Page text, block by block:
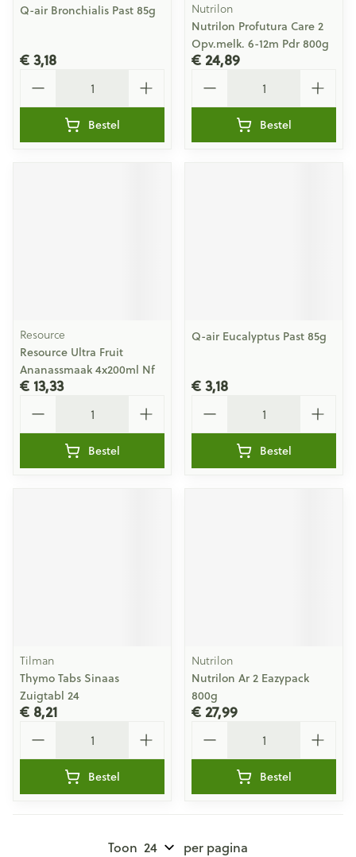
Q-air Bronchialis Past 85g
€ 3,18
Bestel
Nutrilon
Nutrilon Profutura Care 2
Opv.melk. 6-12m Pdr 800g
€ 24,89
Bestel
Resource
Resource Ultra Fruit
Ananassmaak 4x200ml Nf
€ 13,33
Bestel
Q-air Eucalyptus Past 85g
€ 3,18
Bestel
Tilman
Thymo Tabs Sinaas
Zuigtabl 24
€ 8,21
Bestel
Nutrilon
Nutrilon Ar 2 Eazypack
800g
€ 27,99
Bestel
Toon per pagina